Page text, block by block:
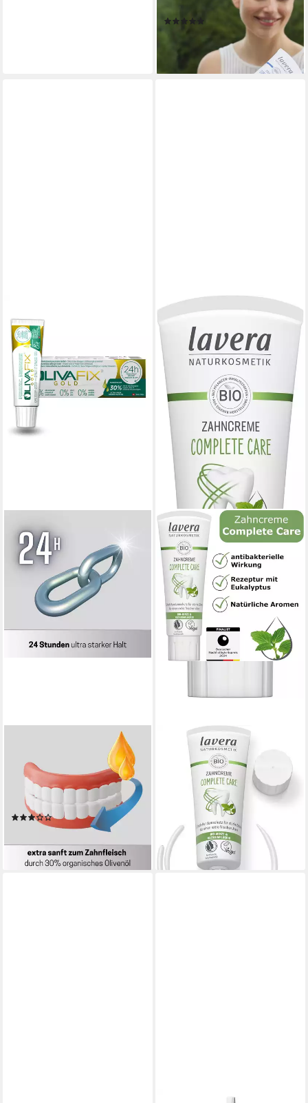
Fluoridfrei Zahncreme, (1-St)
(4,39 €/ 100 ml)
lieferbar - in 2-3 Werktagen bei dir
Prothesenhaftcreme OlivaFix
Gold, mit organischem
Olivenöl für zusätzliche Pflege
(4)
(33,27 €/ 100 g)
lieferbar - in 2-3 Werktagen bei dir
Zahnpasta Complete Care
Zahncreme, (1-St)
3,29 €
(4,39 €/ 100 ml)
lieferbar - in 2-3 Werktagen bei dir